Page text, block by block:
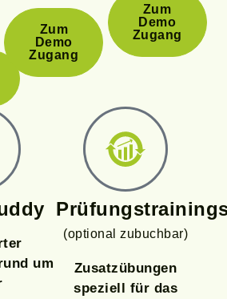
Zum
Demo
Zugang
Zum
Demo
Zugang
um
(optional zubuchbar)
Zusatzübungen
speziell für das